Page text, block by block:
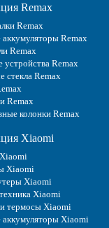
Remax
Remax
Remax
Remax
устройства Remax
стекла Remax
Remax
колонки Remax
Xiaomi
Xiaomi
Xiaomi
Xiaomi
термосы Xiaomi
Xiaomi